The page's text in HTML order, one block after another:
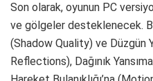
Son olarak, oyunun PC
ve gölgeler desteklenecek.
(Shadow Quality) ve Düzgün
Reflections), Dağınık